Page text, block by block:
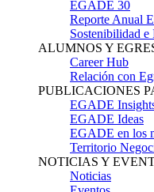
EGADE 30
Reporte Anual
Sostenibilidad e
ALUMNOS Y
Career Hub
Relación con
PUBLICACIONES
EGADE
EGADE Ideas
EGADE en los
Territorio
NOTICIAS Y
Noticias